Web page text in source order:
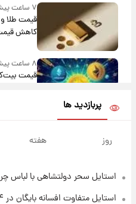
کاهش قیمت
۸ ساعت پیش
۱۳ ساعت پیش
پربازدید ها
روز هفته
استایل سحر دولتشاهی با لباس
استایل متفاوت افسانه بایگان در ۶۴ سالگی + عکس